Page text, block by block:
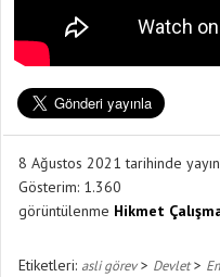
8 Ağustos 2021 tarihinde
Gösterim: 1.360
görüntülenme Hikmet
Etiketleri: asli görev> Devlet>